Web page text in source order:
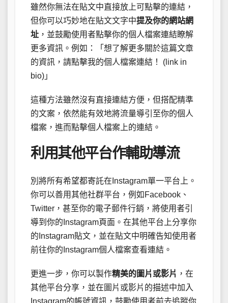
雖然你無法在貼文中直接放上可點擊的連結，
但你可以巧妙地在貼文文字中提及你的網站網
址 ，並鼓勵使用者點擊你的個人檔案連結瞭解
更多資訊。例如：「想了解更多關於這篇文章
的資訊，請點擊我的個人檔案連結！ (link in
bio)」
這種方法雖然沒有直接連結方便，但搭配精準
的文案，依然能有效地將流量導引至你的個人
檔案，進而點擊個人檔案上的連結。
利用其他平台作輔助導流
別將所有希望都寄託在Instagram單一平台上。
你可以善用其他社群平台，例如Facebook、
Twitter，甚至你的電子郵件行銷，將使用者引
導到你的Instagram頁面。在其他平台上分享你
的Instagram貼文，並在貼文中明確告知使用者
前往你的Instagram個人檔案查看連結。
更進一步，你可以製作精美的圖片或影片 ，在
其他平台分享，並在圖片或影片的描述中加入